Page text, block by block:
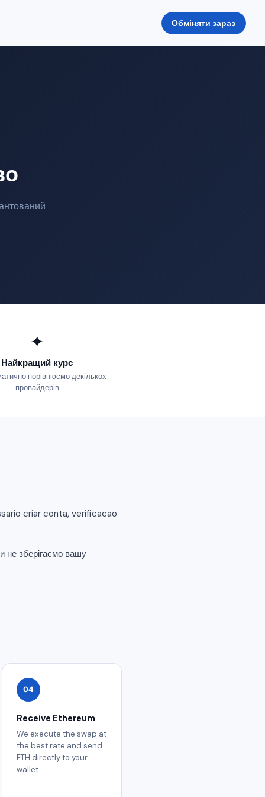
Обміняти зараз
✦
Найкращий курс
порівнюємо декількох
провайдерів
criar conta, verificacao
не зберігаємо вашу
04
Receive Ethereum
We execute the swap at
the best rate and send
ETH directly to your
wallet.